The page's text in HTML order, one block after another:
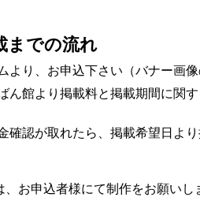
までの流れ
より、お申込下さい（バナー画
ん館より掲載料と掲載期間に関
確認が取れたら、掲載希望日より
、お申込者様にて制作をお願いし